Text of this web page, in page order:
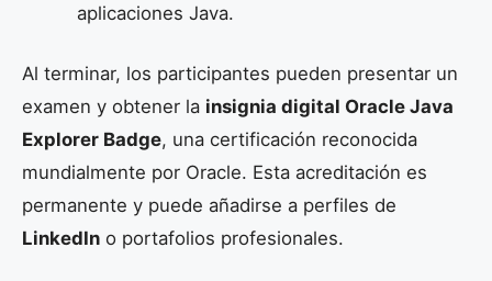
aplicaciones Java.
Al terminar, los participantes pueden presentar un
examen y obtener la insignia digital Oracle Java
Explorer Badge, una certificación reconocida
mundialmente por Oracle. Esta acreditación es
permanente y puede añadirse a perfiles de
LinkedIn o portafolios profesionales.